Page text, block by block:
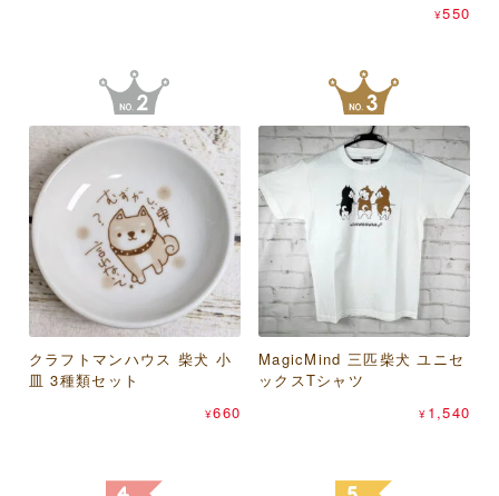
¥550
クラフトマンハウス 柴犬 小
皿 3種類セット
¥660
MagicMind 三匹柴犬 ユニセ
ックスTシャツ
¥ 1,540
¥638
サントス のあぷらす ねこま
みれ（猫） 晴雨兼用折りた
スケーター mofusand×サン
リオキャラクターズ 抗菌 シ
あらいぐまラスカル プチラ
スカル オレンジフラワー パ
スケース
1,848
桑メリヤス 足袋屋 虎柄 足袋
型ソックス 25-27cm